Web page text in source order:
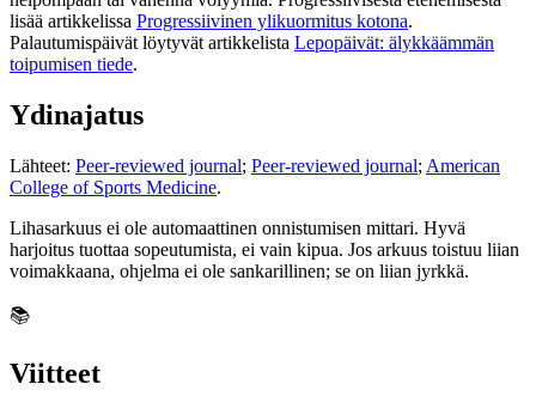
lisää artikkelissa Progressiivinen ylikuormitus kotona.
Palautumispäivät löytyvät artikkelista Lepopäivät: älykkäämmän
toipumisen tiede.
Ydinajatus
Lähteet: Peer-reviewed journal; Peer-reviewed journal; American
College of Sports Medicine.
Lihasarkuus ei ole automaattinen onnistumisen mittari. Hyvä
harjoitus tuottaa sopeutumista, ei vain kipua. Jos arkuus toistuu liian
voimakkaana, ohjelma ei ole sankarillinen; se on liian jyrkkä.
📚
Viitteet